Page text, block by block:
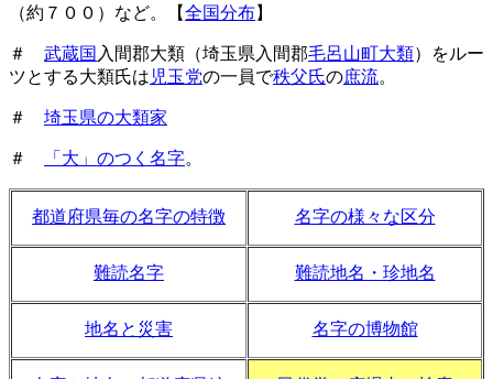
（約７００）など。【全国分布】
＃ 武蔵国 入間郡大類（埼玉県入間郡毛呂山町大類）をルー
ツとする大類氏は 児玉党の一員で秩父氏の庶流。
＃ 埼玉県の大類家
＃ 「大」のつく名字。
都道府県毎の名字の特徴 名字の様々な区分
難読名字 難読地名・珍地名
地名と災害 名字の博物館